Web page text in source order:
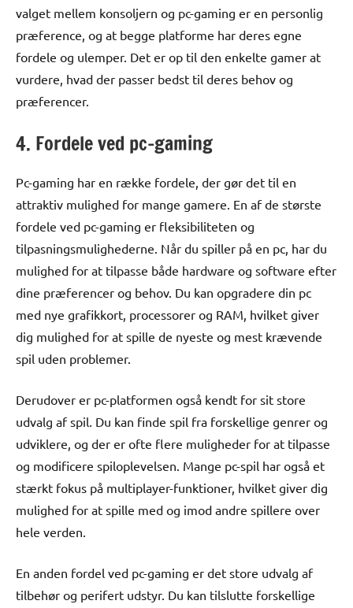
valget mellem konsoljern og pc-gaming er en personlig
præference, og at begge platforme har deres egne
fordele og ulemper. Det er op til den enkelte gamer at
vurdere, hvad der passer bedst til deres behov og
præferencer.
4. Fordele ved pc-gaming
Pc-gaming har en række fordele, der gør det til en
attraktiv mulighed for mange gamere. En af de største
fordele ved pc-gaming er fleksibiliteten og
tilpasningsmulighederne. Når du spiller på en pc, har du
mulighed for at tilpasse både hardware og software efter
dine præferencer og behov. Du kan opgradere din pc
med nye grafikkort, processorer og RAM, hvilket giver
dig mulighed for at spille de nyeste og mest krævende
spil uden problemer.
Derudover er pc-platformen også kendt for sit store
udvalg af spil. Du kan finde spil fra forskellige genrer og
udviklere, og der er ofte flere muligheder for at tilpasse
og modificere spiloplevelsen. Mange pc-spil har også et
stærkt fokus på multiplayer-funktioner, hvilket giver dig
mulighed for at spille med og imod andre spillere over
hele verden.
En anden fordel ved pc-gaming er det store udvalg af
tilbehør og perifert udstyr. Du kan tilslutte forskellige